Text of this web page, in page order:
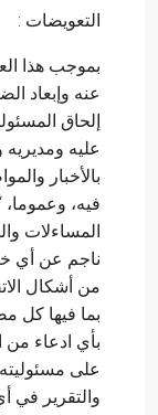
التعويضات :
بموجب هذا
عنه وإبعاد
إلحاق
عليه ومديريه
بالأخبار
فيه،
المساءلات
ناجم عن أي
من أشكال
بما فيها كل
بأي ادعاء من
على
والتقرير في